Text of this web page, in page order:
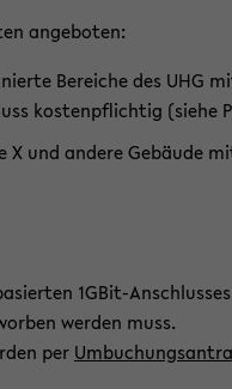
an­ge­bo­ten:
Be­rei­che des UHG
kos­ten­pflich­tig (siehe
X und an­de­re Ge­bäu­de
1GBit-​
wer­den muss.
per